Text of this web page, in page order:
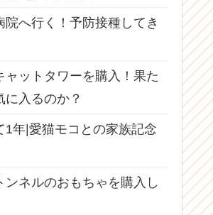
院へ行く！予防接種してき
ャットタワーを購入！果た
に入るのか？
1年|愛猫モコとの家族記念
ンネルのおもちゃを購入し